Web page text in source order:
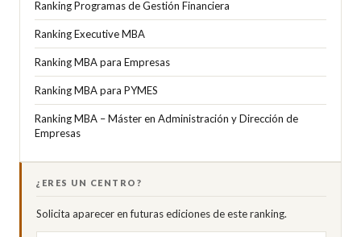
Ranking Programas de Gestión Financiera
Ranking Executive MBA
Ranking MBA para Empresas
Ranking MBA para PYMES
Ranking MBA – Máster en Administración y Dirección de
Empresas
¿ERES UN CENTRO?
Solicita aparecer en futuras ediciones de este ranking.